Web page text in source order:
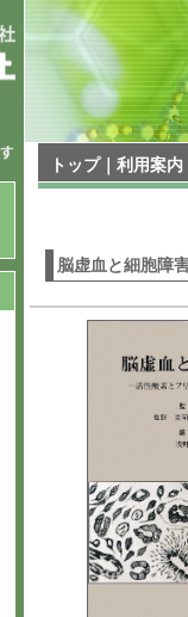
トップ｜ 利用案内
脳虚血と細胞障